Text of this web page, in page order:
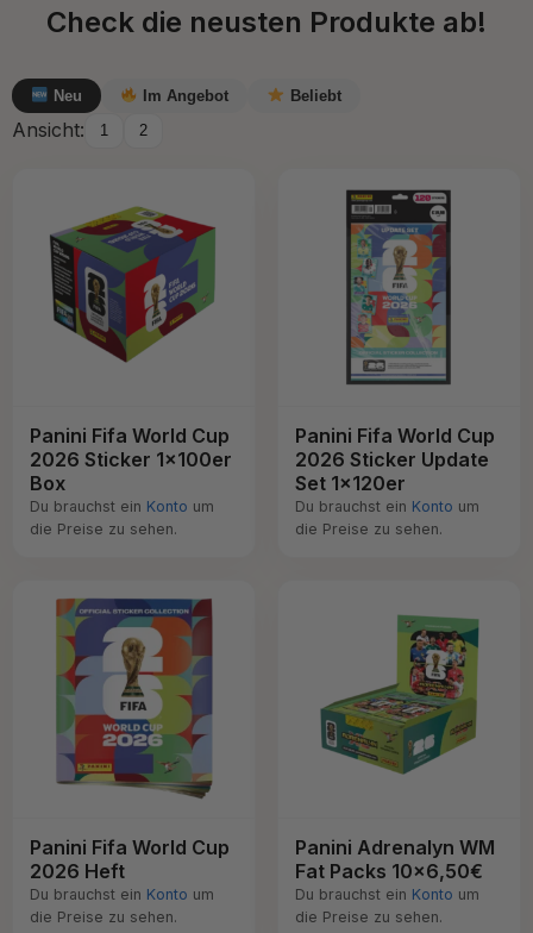
Check die neusten Produkte ab!
Neu Im Angebot Beliebt
Ansicht: 1 2
Panini Fifa World Cup
2026 Sticker 1x100er
Box
Du brauchst ein Konto um
die Preise zu sehen.
Panini Fifa World Cup
2026 Sticker Update
Set 1x120er
Du brauchst ein Konto um
die Preise zu sehen.
Panini Fifa World Cup
2026 Heft
Du brauchst ein Konto um
die Preise zu sehen.
Panini Adrenalyn WM
Fat Packs 10x6,50€
Du brauchst ein Konto um
die Preise zu sehen.